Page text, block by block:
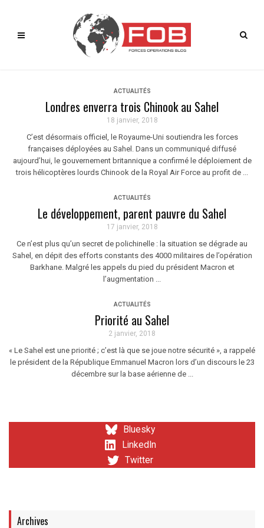
ACTUALITÉS
Londres enverra trois Chinook au Sahel
18 janvier, 2018
C’est désormais officiel, le Royaume-Uni soutiendra les forces
françaises déployées au Sahel. Dans un communiqué diffusé
aujourd’hui, le gouvernement britannique a confirmé le déploiement de
trois hélicoptères lourds Chinook de la Royal Air Force au profit de ...
ACTUALITÉS
Le développement, parent pauvre du Sahel
17 janvier, 2018
Ce n’est plus qu’un secret de polichinelle : la situation se dégrade au
Sahel, en dépit des efforts constants des 4000 militaires de l’opération
Barkhane. Malgré les appels du pied du président Macron et
l’augmentation ...
ACTUALITÉS
Priorité au Sahel
2 janvier, 2018
« Le Sahel est une priorité ; c’est là que se joue notre sécurité », a rappelé
le président de la République Emmanuel Macron lors d’un discours le 23
décembre sur la base aérienne de ...
Bluesky
LinkedIn
Twitter
Archives